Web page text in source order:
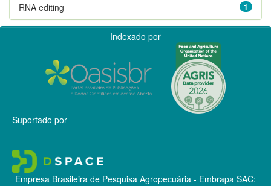
1
RNA editing
Indexado por
Suportado por
Empresa Brasileira de Pesquisa Agropecuária - Embrapa SAC: